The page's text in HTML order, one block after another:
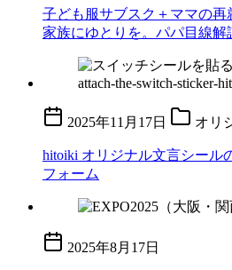
子ども服サブスク＋ママの再
家族にゆとりを。パパ目線解
2025年11月17日 オリ
hitoiki オリジナル文言シール
フォーム
2025年8月17日